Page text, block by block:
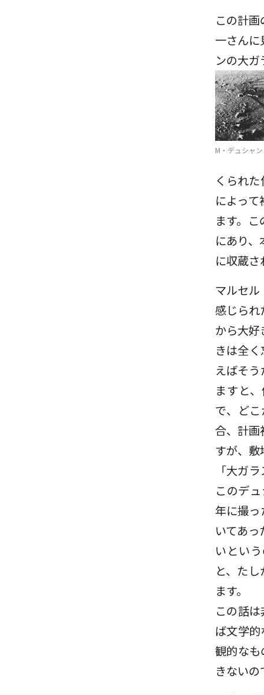
この計
一さん
ンの大
M・デュシャ
くられ
によっ
ます。
にあり
に収蔵さ
マルセ
感じられ
から大
きは全
えばそ
ますと
で、ど
合、計画
すが、
「大ガ
このデ
年に撮っ
いてあ
いとい
と、た
ます。
この話
ば文学
観的な
きない